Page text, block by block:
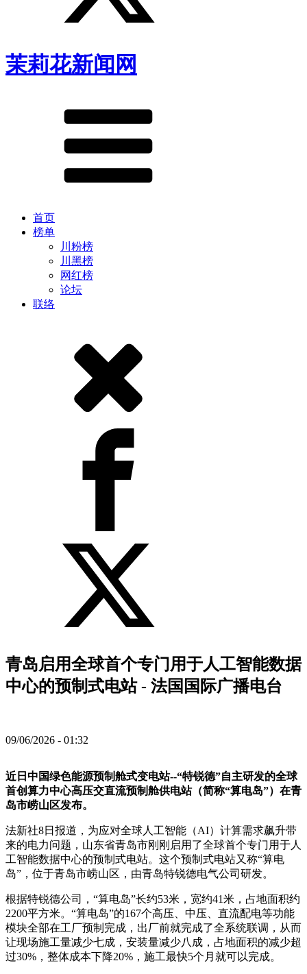
茉莉花新闻网
首页
榜单
川粉榜
川黑榜
网红榜
论坛
联络
青岛启用全球首个专门用于人工智能数据
中心的预制式电站 - 法国国际广播电台
09/06/2026 - 01:32
近日中国绿色能源预制舱式变电站--“特锐德”自主研发的全球
首创算力中心高压交直流预制舱供电站（简称“算电岛”）在青
岛市崂山区发布。
法新社8日报道，为应对全球人工智能（AI）计算需求飙升带
来的电力问题，山东省青岛市刚刚启用了全球首个专门用于人
工智能数据中心的预制式电站。这个预制式电站又称“算电
岛”，位于青岛市崂山区，由青岛特锐德电气公司研发。
根据特锐德公司，“算电岛”长约53米，宽约41米，占地面积约
2200平方米。“算电岛”的167个高压、中压、直流配电等功能
模块全部在工厂预制完成，出厂前就完成了全系统联调，从而
让现场施工量减少七成，安装量减少八成，占地面积的减少超
过30%，整体成本下降20%，施工最快5个月就可以完成。